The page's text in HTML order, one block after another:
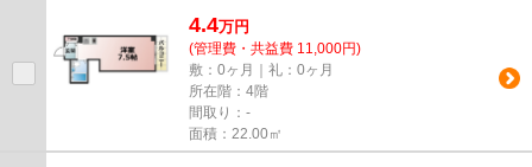
4.4万円
(管理費・共益費 11,000円)
敷：0ヶ月｜礼：0ヶ月
所在階：4階
間取り：-
面積：22.00㎡